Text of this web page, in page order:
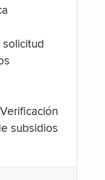
subsidios